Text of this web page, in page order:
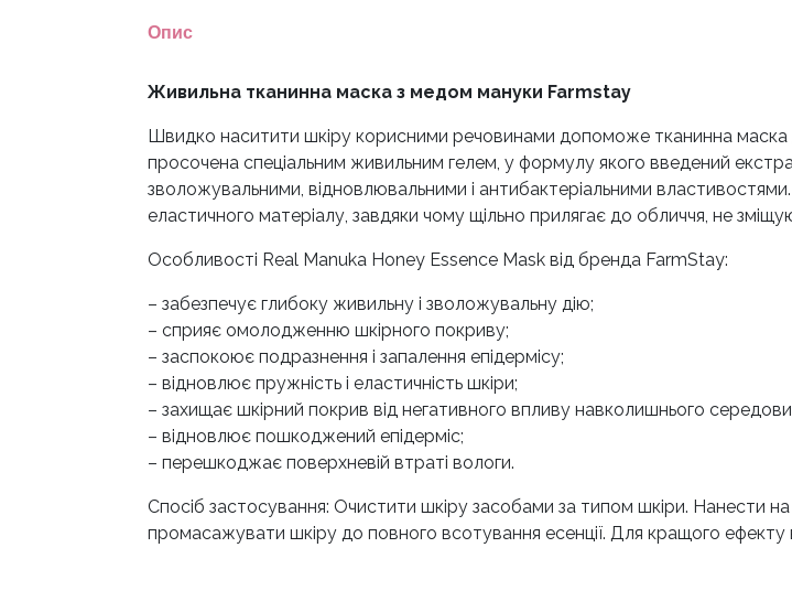
Опис
Живильна тканинна маска з медом мануки Farmstay
Швидко наситити шкіру корисними речовинами допоможе тканинна маска
просочена спеціальним живильним гелем, у формулу якого введений
зволожувальними, відновлювальними і антибактеріальними
еластичного матеріалу, завдяки чому щільно прилягає до обличчя, не
Особливості Real Manuka Honey Essence Mask від бренда FarmStay:
– забезпечує глибоку живильну і зволожувальну дію;
– сприяє омолодженню шкірного покриву;
– заспокоює подразнення і запалення епідермісу;
– відновлює пружність і еластичність шкіри;
– захищає шкірний покрив від негативного впливу навколишнього
– відновлює пошкоджений епідерміс;
– перешкоджає поверхневій втраті вологи.
Спосіб застосування: Очистити шкіру засобами за типом шкіри. Нанести
промасажувати шкіру до повного всотування есенції. Для кращого